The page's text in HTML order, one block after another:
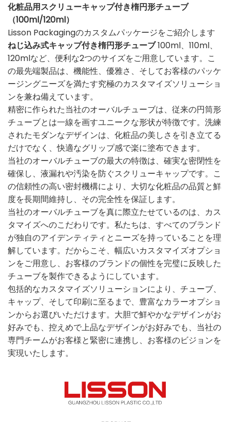
化粧品用スクリューキャップ付き楕円形チューブ
（100ml/120ml）
Lisson Packagingのカスタムパッケージをご紹介します
ねじ込み式キャップ付き楕円形チューブ100ml、110ml、
120mlなど、便利な2つのサイズをご用意しています。こ
の最先端製品は、機能性、優雅さ、そしてお客様のパッケ
ージングニーズを満たす究極のカスタマイズソリューショ
ンを兼ね備えています。
精密に作られた当社のオーバルチューブは、従来の円筒形
チューブとは一線を画すユニークな形状が特徴です。洗練
されたモダンなデザインは、化粧品の美しさを引き立てる
だけでなく、快適なグリップ感で楽に塗布できます。
当社のオーバルチューブの最大の特徴は、確実な密閉性を
確保し、液漏れや汚染を防ぐスクリューキャップです。こ
の信頼性の高い密封機構により、大切な化粧品の品質と鮮
度を長期間維持し、その完全性を保証します。
当社のオーバルチューブを真に際立たせているのは、カス
タマイズへのこだわりです。私たちは、すべてのブランド
が独自のアイデンティティとニーズを持っていることを理
解しています。だからこそ、幅広いカスタマイズオプショ
ンをご用意し、お客様のブランドの個性を完璧に反映した
チューブを製作できるようにしています。
包括的なカスタマイズソリューションにより、チューブ、
キャップ、そして印刷に至るまで、豊富なカラーオプショ
ンからお選びいただけます。大胆で鮮やかなデザインがお
好みでも、控えめで上品なデザインがお好みでも、当社の
専門チームがお客様と緊密に連携し、お客様のビジョンを
実現いたします。